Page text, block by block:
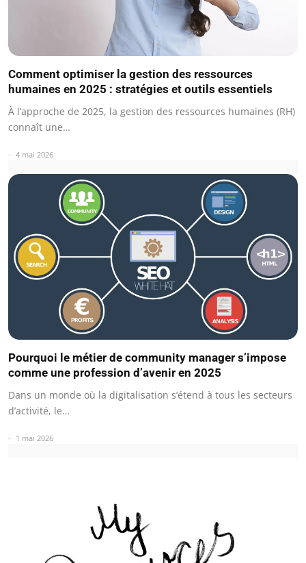
Comment optimiser la gestion des ressources
humaines en 2025 : stratégies et outils essentiels
À l’approche de 2025, la gestion des ressources humaines (RH)
connaît une…
4 mai 2026
Pourquoi le métier de community manager s’impose
comme une profession d’avenir en 2025
Dans un monde où la digitalisation s’étend à tous les secteurs
d’activité, le…
1 mai 2026